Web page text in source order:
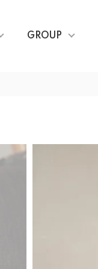
GROUP